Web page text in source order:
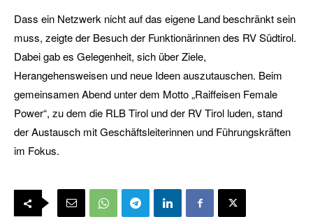
Dass ein Netzwerk nicht auf das eigene Land beschränkt sein
muss, zeigte der Besuch der Funktionärinnen des RV Südtirol.
Dabei gab es Gelegenheit, sich über Ziele,
Herangehensweisen und neue Ideen auszutauschen. Beim
gemeinsamen Abend unter dem Motto „Raiffeisen Female
Power“, zu dem die RLB Tirol und der RV Tirol luden, stand
der Austausch mit Geschäftsleiterinnen und Führungskräften
im Fokus.